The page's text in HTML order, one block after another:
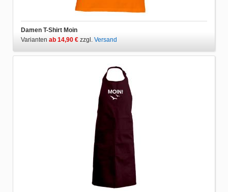
Damen T-Shirt Moin
Varianten ab 14,90 € zzgl. Versand